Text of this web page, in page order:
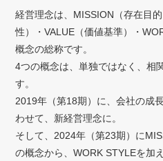
経営理念は、MISSION（存在目
性）・VALUE（価値基準）・
概念の総称です。
4つの概念は、単独ではなく、相
す。
2019年（第18期）に、会社の成
わせて、新経営理念に。
そして、2024年（第23期）に
の概念から、WORK STYLEを加